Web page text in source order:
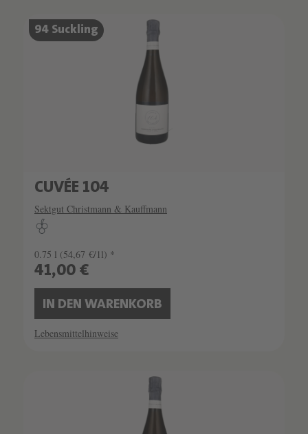
94 Suckling
CUVÉE 104
Sektgut Christmann & Kauffmann
0.75 l (54,67 €/1l) *
41,00 €
IN DEN WARENKORB
Lebensmittelhinweise